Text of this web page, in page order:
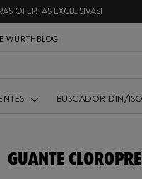
OFERTAS EXCLUSIVAS!
WÜRTH BLOG
BUSCADOR DIN/ISO
GUANTE